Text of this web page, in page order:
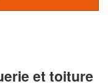
et toiture